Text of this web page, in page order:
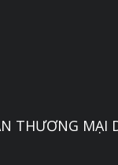
THƯƠNG MẠI